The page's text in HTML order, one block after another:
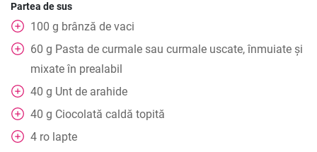
Partea de sus
100 g brânză de vaci
60 g Pasta de curmale sau curmale uscate, înmuiate și
mixate în prealabil
40 g Unt de arahide
40 g Ciocolată caldă topită
4 ro lapte